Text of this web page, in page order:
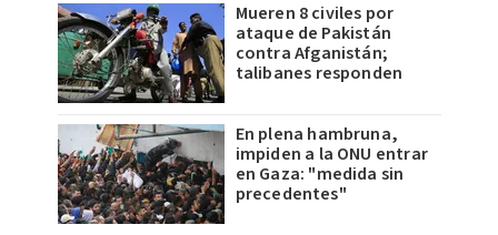
Mueren 8 civiles por
ataque de Pakistán
contra Afganistán;
talibanes responden
En plena hambruna,
impiden a la ONU entrar
en Gaza: "medida sin
precedentes"